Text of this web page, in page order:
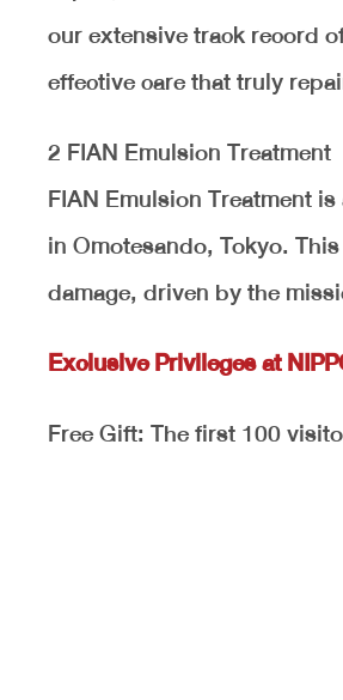
our extensive track record
effective care that truly
2 FIAN Emulsion Treatment
FIAN Emulsion Treatment
in Omotesando, Tokyo.
damage, driven by the
Exclusive Privileges at
Free Gift: The first 100